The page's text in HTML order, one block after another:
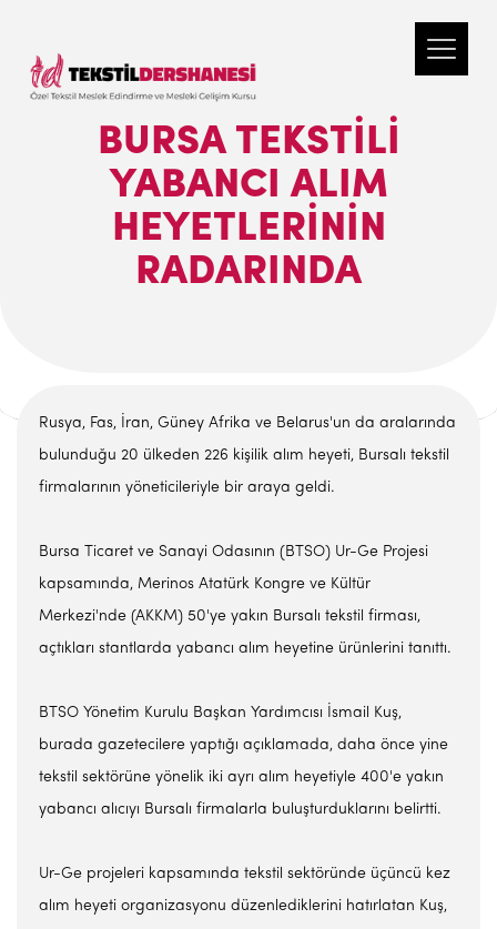
BURSA TEKSTILI
YABANCI ALIM
HEYETLERININ
RADARINDA
Rusya, Fas, İran, Güney Afrika ve Belarus'un da aralarında
bulunduğu 20 ülkeden 226 kişilik alım heyeti, Bursalı tekstil
firmalarının yöneticileriyle bir araya geldi.
Bursa Ticaret ve Sanayi Odasının (BTSO) Ur-Ge Projesi
kapsamında, Merinos Atatürk Kongre ve Kültür
Merkezi'nde (AKKM) 50'ye yakın Bursalı tekstil firması,
açtıkları stantlarda yabancı alım heyetine ürünlerini tanıttı.
BTSO Yönetim Kurulu Başkan Yardımcısı İsmail Kuş,
burada gazetecilere yaptığı açıklamada, daha önce yine
tekstil sektörüne yönelik iki ayrı alım heyetiyle 400'e yakın
yabancı alıcıyı Bursalı firmalarla buluşturduklarını belirtti.
Ur-Ge projeleri kapsamında tekstil sektöründe üçüncü kez
alım heyeti organizasyonu düzenlediklerini hatırlatan Kuş,